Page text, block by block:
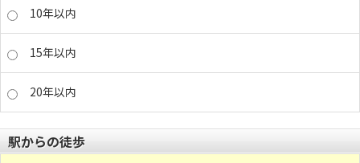
10年以内
15年以内
20年以内
駅からの徒歩